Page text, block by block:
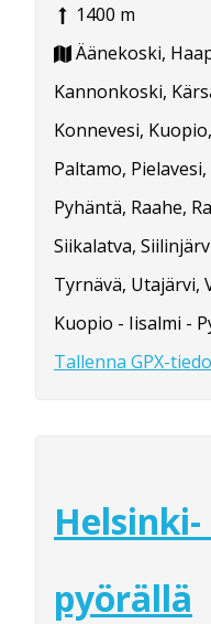
1400 m
Äänekoski,
Kannonkoski,
Konnevesi,
Paltamo,
Pyhäntä, Raahe,
Siikalatva,
Tyrnävä, Utajärvi,
Kuopio - Iisalmi -
Tallenna GPX-
pyörällä